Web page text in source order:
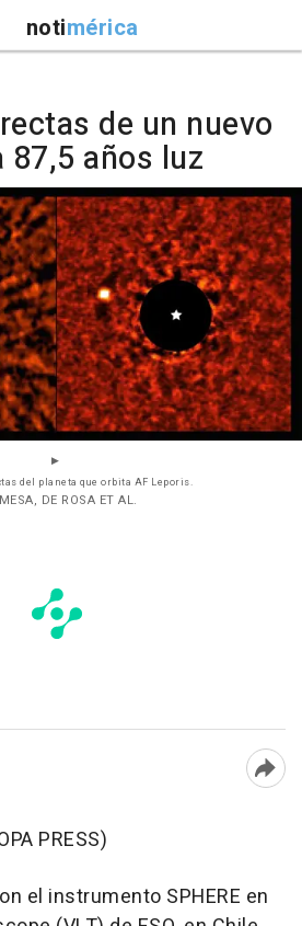
notimérica
de un nuevo
87,5 años luz
del planeta que orbita AF Leporis.
DE ROSA ET AL.
PRESS)
el instrumento SPHERE en